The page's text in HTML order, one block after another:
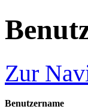
Zur
Benutzername